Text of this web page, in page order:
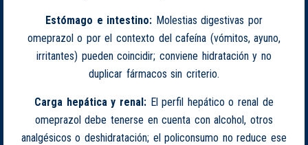
Estómago e intestino: Molestias digestivas por
omeprazol o por el contexto del cafeína (vómitos, ayuno,
irritantes) pueden coincidir; conviene hidratación y no
duplicar fármacos sin criterio.
Carga hepática y renal: El perfil hepático o renal de
omeprazol debe tenerse en cuenta con alcohol, otros
analgésicos o deshidratación; el policonsumo no reduce ese